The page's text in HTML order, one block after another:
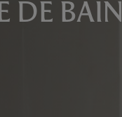
DE BAIN